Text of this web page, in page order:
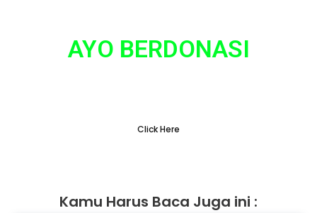
AYO BERDONASI
Click Here
Kamu Harus Baca Juga ini :